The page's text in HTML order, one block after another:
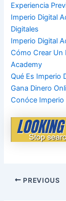
Experiencia
Imperio Digital
Digitales
Imperio Digital
Cómo Crear Un
Academy
Qué Es Imperio
Gana Dinero
Conóce Imperio
PREVIOUS